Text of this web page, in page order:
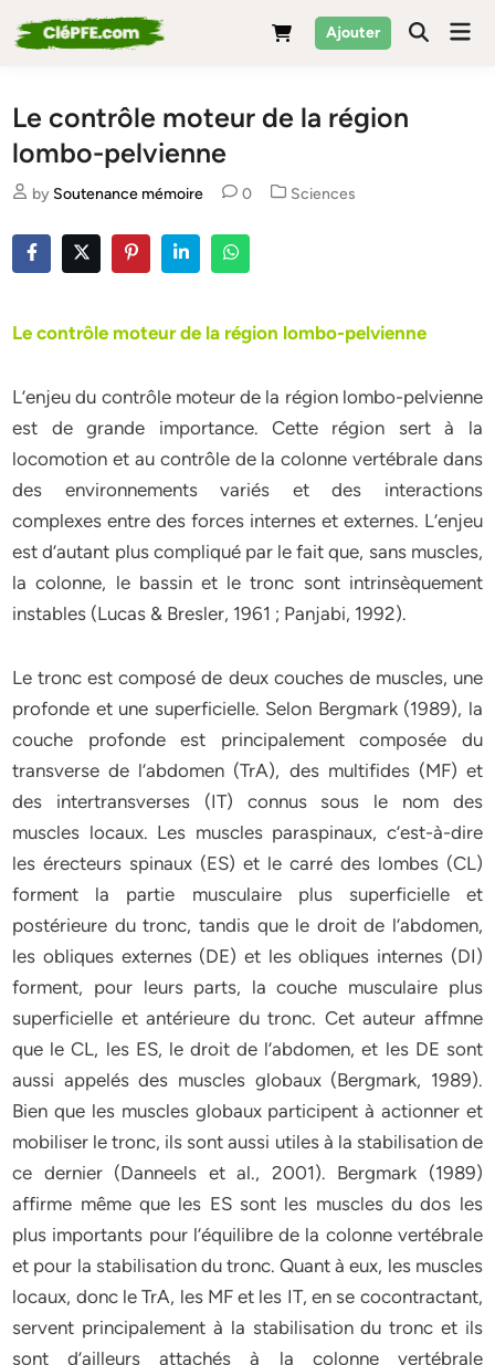
to
Ajouter
Le contrôle moteur de la région
lombo-pelvienne
by Soutenance mémoire 0
Posted
Sciences
Le contrôle moteur de la région lombo-pelvienne
L’enjeu du contrôle moteur de la région lombo-pelvienne
est de grande importance. Cette région sert à la
locomotion et au contrôle de la colonne vertébrale dans
des environnements variés et des interactions
complexes entre des forces internes et externes. L’enjeu
est d’autant plus compliqué par le fait que, sans muscles,
la colonne, le bassin et le tronc sont intrinsèquement
instables (Lucas & Bresler, 1961 ; Panjabi, 1992).
Le tronc est composé de deux couches de muscles, une
profonde et une superficielle. Selon Bergmark (1989), la
couche profonde est principalement composée du
transverse de l’abdomen (TrA), des multifides (MF) et
des intertransverses (IT) connus sous le nom des
muscles locaux. Les muscles paraspinaux, c’est-à-dire
les érecteurs spinaux (ES) et le carré des lombes (CL)
forment la partie musculaire plus superficielle et
postérieure du tronc, tandis que le droit de l’abdomen,
les obliques externes (DE) et les obliques internes (DI)
forment, pour leurs parts, la couche musculaire plus
superficielle et antérieure du tronc. Cet auteur affmne
que le CL, les ES, le droit de l’abdomen, et les DE sont
aussi appelés des muscles globaux (Bergmark, 1989).
Bien que les muscles globaux participent à actionner et
mobiliser le tronc, ils sont aussi utiles à la stabilisation de
ce dernier (Danneels et al., 2001). Bergmark (1989)
affirme même que les ES sont les muscles du dos les
plus importants pour l’équilibre de la colonne vertébrale
et pour la stabilisation du tronc. Quant à eux, les muscles
locaux, donc le TrA, les MF et les IT, en se cocontractant,
servent principalement à la stabilisation du tronc et ils
sont d’ailleurs attachés à la colonne vertébrale